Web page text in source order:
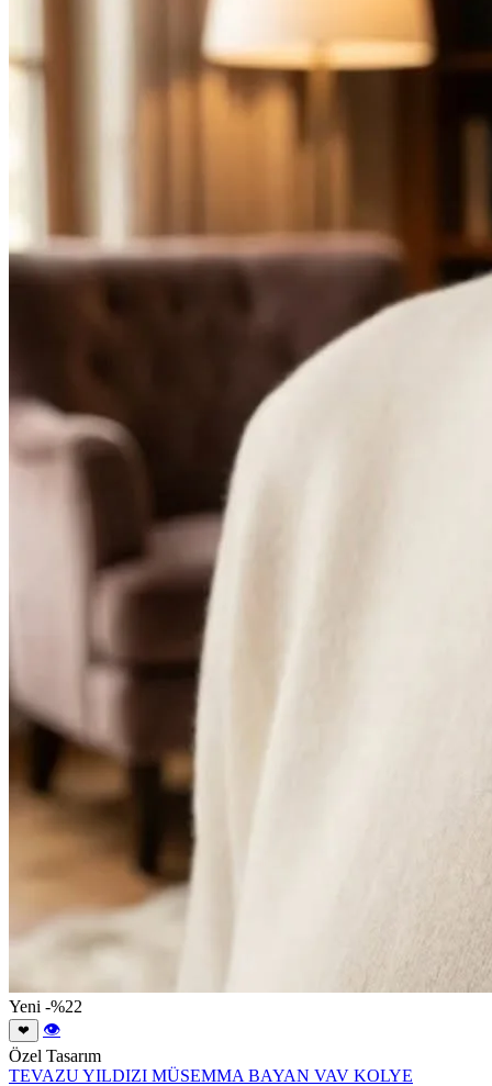
Yeni -%22
❤
👁
Özel Tasarım
TEVAZU YILDIZI MÜSEMMA BAYAN VAV KOLYE